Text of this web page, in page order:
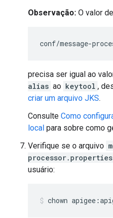
Observação: O valor de
conf/message-
precisa ser igual ao
alias ao keytool ,
criar um arquivo JKS.
Consulte Como
local para sobre como
Verifique se o arquivo
processor.properties
usuário:
chown